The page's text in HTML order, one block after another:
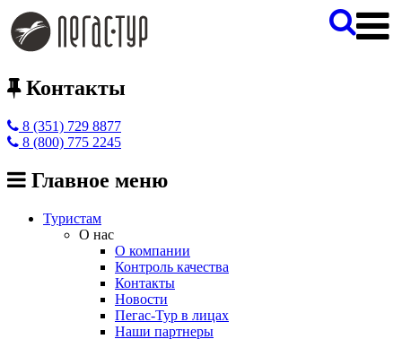
Контакты
8 (351) 729 8877
8 (800) 775 2245
Главное меню
Туристам
О нас
О компании
Контроль качества
Контакты
Новости
Пегас-Тур в лицах
Наши партнеры